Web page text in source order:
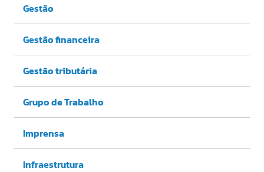
Gestão
Gestão financeira
Gestão tributária
Grupo de Trabalho
Imprensa
Infraestrutura